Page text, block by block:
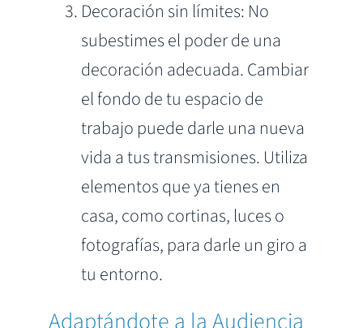
Decoración sin límites: No
subestimes el poder de una
decoración adecuada. Cambiar
el fondo de tu espacio de
trabajo puede darle una nueva
vida a tus transmisiones. Utiliza
elementos que ya tienes en
casa, como cortinas, luces o
fotografías, para darle un giro a
tu entorno.
Adaptándote a la Audiencia